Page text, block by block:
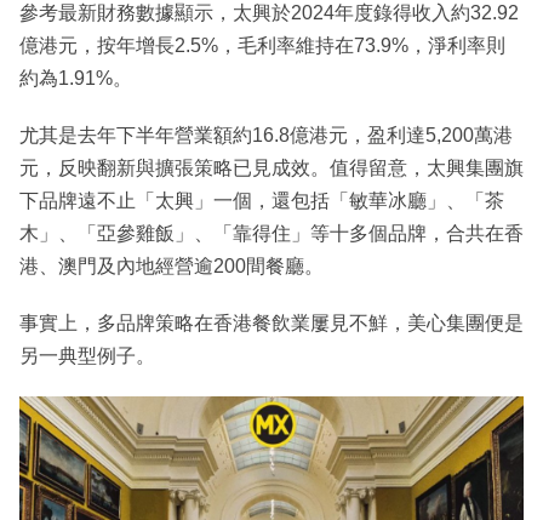
參考最新財務數據顯示，太興於2024年度錄得收入約32.92
億港元，按年增長2.5%，毛利率維持在73.9%，淨利率則
約為1.91%。
尤其是去年下半年營業額約16.8億港元，盈利達5,200萬港
元，反映翻新與擴張策略已見成效。值得留意，太興集團旗
下品牌遠不止「太興」一個，還包括「敏華冰廳」、「茶
木」、「亞參雞飯」、「靠得住」等十多個品牌，合共在香
港、澳門及內地經營逾200間餐廳。
事實上，多品牌策略在香港餐飲業屢見不鮮，美心集團便是
另一典型例子。